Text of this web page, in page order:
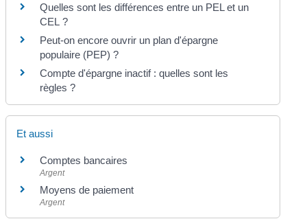
Quelles sont les différences entre un PEL et un
CEL ?
Peut-on encore ouvrir un plan d'épargne
populaire (PEP) ?
Compte d'épargne inactif : quelles sont les
règles ?
Et aussi
Comptes bancaires
Argent
Moyens de paiement
Argent